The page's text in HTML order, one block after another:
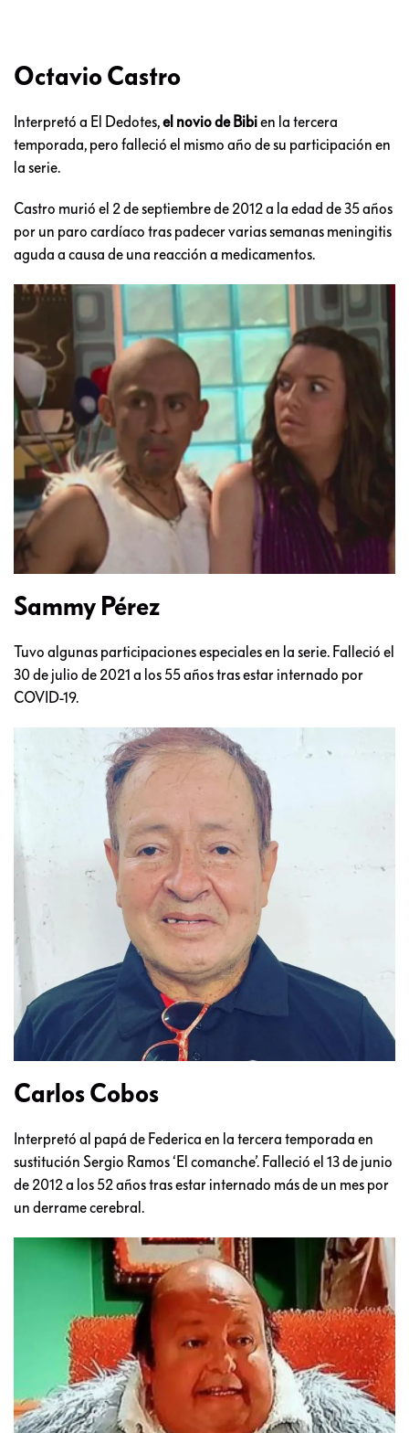
Octavio Castro
Interpretó a El Dedotes,el novio de Bibien la tercera
temporada, pero falleció el mismo año de su participación en
la serie.
Castro murió el 2 de septiembre de 2012 a la edad de 35 años
por un paro cardíaco tras padecer varias semanas meningitis
aguda a causa de una reacción a medicamentos.
Sammy Pérez
Tuvo algunas participaciones especiales en la serie. Falleció el
30 de julio de 2021 a los 55 años tras estar internado por
COVID-19.
Carlos Cobos
Interpretó al papá de Federica en la tercera temporada en
sustitución Sergio Ramos ‘El comanche’. Falleció el 13 de junio
de 2012 a los 52 años tras estar internado más de un mes por
un derrame cerebral.